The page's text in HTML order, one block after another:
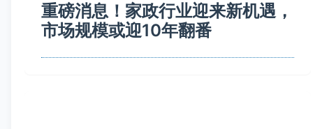
重磅消息！家政行业迎来新机遇，
市场规模或迎10年翻番